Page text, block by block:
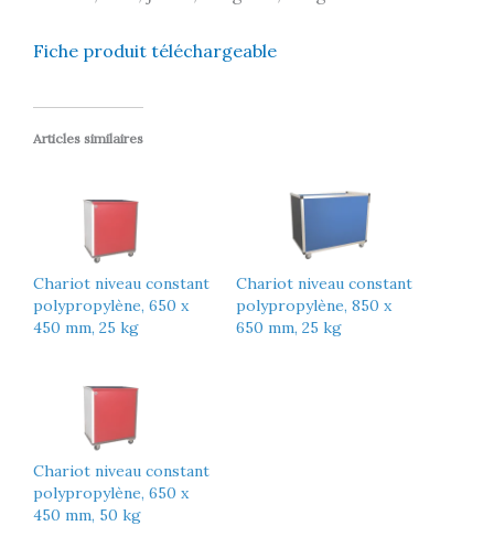
Fiche produit téléchargeable
Articles similaires
Chariot niveau constant
polypropylène, 650 x
450 mm, 25 kg
Chariot niveau constant
polypropylène, 850 x
650 mm, 25 kg
Chariot niveau constant
polypropylène, 650 x
450 mm, 50 kg